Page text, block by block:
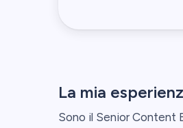
La mia
Sono il Senior Content